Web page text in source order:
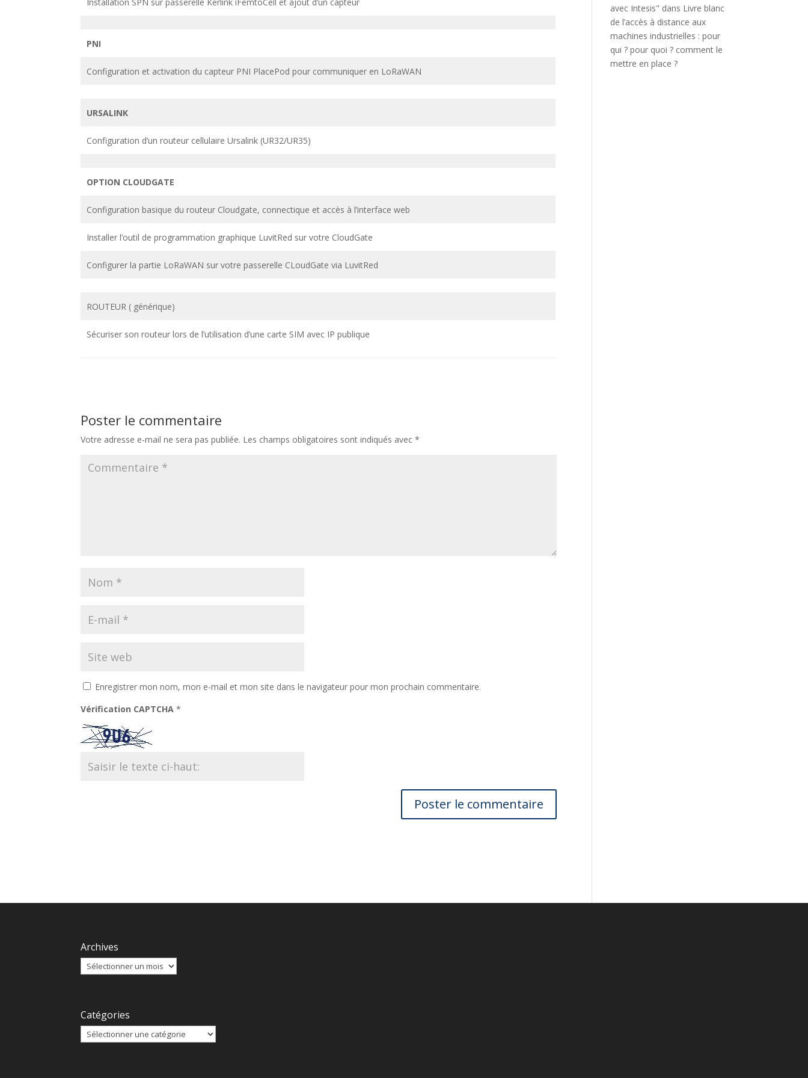
PNI
Configuration et activation du capteur PNI PlacePod pour communiquer en LoRaWAN
URSALINK
Configuration d’un routeur cellulaire Ursalink (UR32/UR35)
OPTION CLOUDGATE
Configuration basique du routeur Cloudgate, connectique et accès à l’interface web
Installer l’outil de programmation graphique LuvitRed sur votre CloudGate
Configurer la partie LoRaWAN sur votre passerelle CLoudGate via LuvitRed
ROUTEUR ( générique)
Sécuriser son routeur lors de l’utilisation d’une carte SIM avec IP publique
Poster le commentaire
Votre adresse e-mail ne sera pas publiée. Les champs obligatoires sont indiqués avec*
Enregistrer mon nom, mon e-mail et mon site dans le navigateur pour mon prochain commentaire.
Vérification CAPTCHA*
avec Intesis" dans Livre blanc
de l’accès à distance aux
machines industrielles : pour
qui ? pour quoi ? comment le
mettre en place ?
Archives
Catégories